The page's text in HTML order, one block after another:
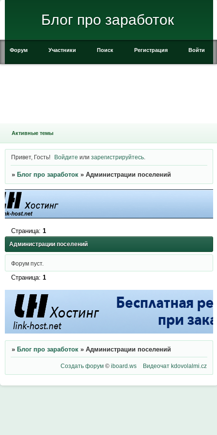
Блог про заработок
Форум Участники Поиск Регистрация Войти
Активные темы
Привет, Гость! Войдите илизарегистрируйтесь
» Блог про заработок » Администрации поселений
Администрации поселений
Страница: 1
Форум пуст.
Страница: 1
» Блог про заработок » Администрации поселений
Создать форум ©iboard.ws Видеочат kdovolalmi.cz